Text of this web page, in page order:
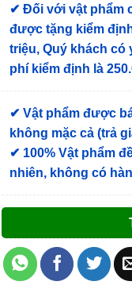
✔ Đối với vật phẩm
được tặng kiểm
triệu, Quý khách có
phí kiểm định là
✔ Vật phẩm được
không mặc cả (trả
✔ 100% Vật phẩm
nhiên, không có